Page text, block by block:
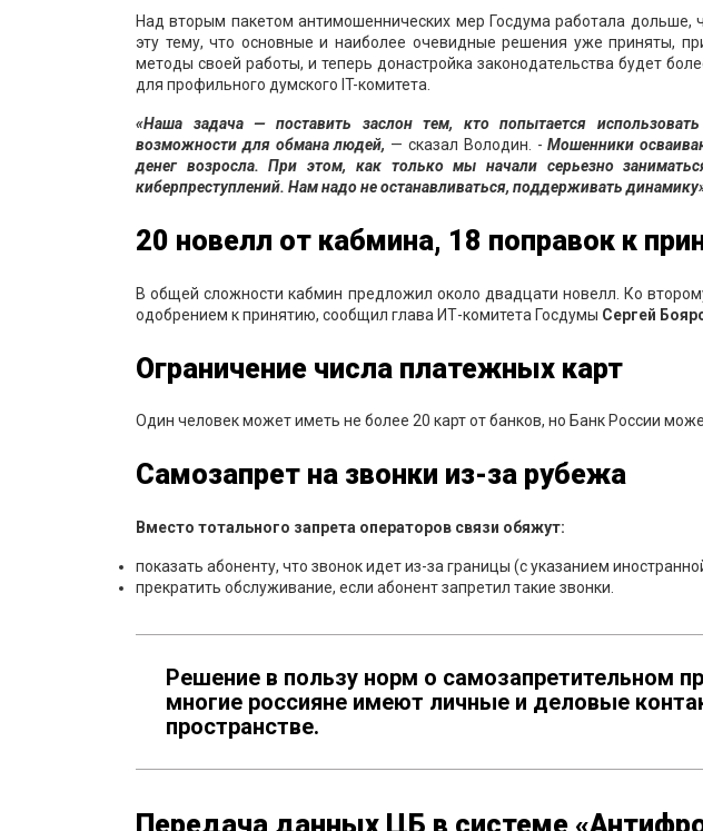
Над вторым пакетом антимошеннических мер Госдума работала
эту тему, что основные и наиболее очевидные решения уже приняты,
методы своей работы, и теперь донастройка законодательства будет
для профильного думского IT-комитета.
«Наша задача — поставить заслон тем, кто попытается
возможности для обмана людей, — сказал Володин. -Мошенники
денег возросла. При этом, как только мы начали серьезно
киберпреступлений. Нам надо не останавливаться, поддерживать
20 новелл от кабмина, 18 поправок к
В общей сложности кабмин предложил около двадцати новелл. Ко
одобрением к принятию, сообщил глава ИТ-комитета Госдумы Сергей
Ограничение числа платежных карт
Один человек может иметь не более 20 карт от банков, но Банк России
Самозапрет на звонки из-за рубежа
Вместо тотального запрета операторов связи обяжут:
показать абоненту, что звонок идет из-за границы (с указанием
прекратить обслуживание, если абонент запретил такие звонки.
Решение в пользу норм о самозапретительном
многие россияне имеют личные и деловые
пространстве.